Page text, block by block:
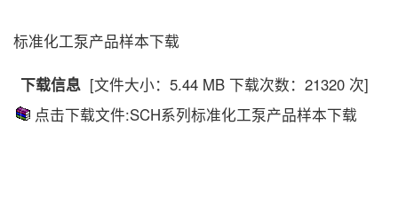
标准化工泵产品样本下载
下载信息 [文件大小：5.44 MB 下载次数： 21320 次]
点击下载文件:SCH系列标准化工泵产品样本下载